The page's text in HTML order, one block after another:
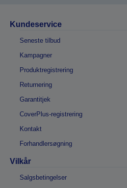
Kundeservice
Seneste tilbud
Kampagner
Produktregistrering
Returnering
Garantitjek
CoverPlus-registrering
Kontakt
Forhandlersøgning
Vilkår
Salgsbetingelser